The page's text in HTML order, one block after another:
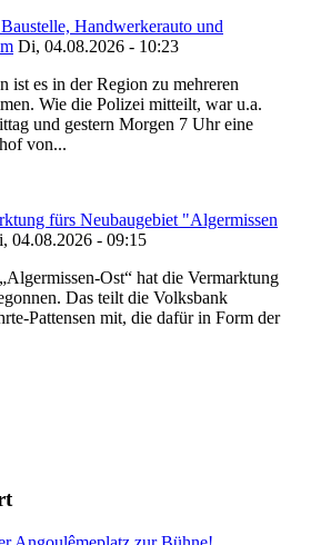
Handwerkerauto und
Di, 04.08.2026 - 10:23
ist es in der Region zu mehreren
Wie die Polizei mitteilt, war u.a.
und gestern Morgen 7 Uhr eine
von...
fürs Neubaugebiet "Algermissen
04.08.2026 - 09:15
Ost“ hat die Vermarktung
Das teilt die Volksbank
Pattensen mit, die dafür in Form der